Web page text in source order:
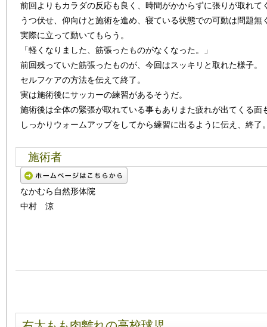
前回よりもカラダの反応も良く、時間がかからずに張りが取れて
うつ伏せ、仰向けと施術を進め、寝ている状態での可動は問題無
実際に立って動いてもらう。
「軽くなりました、筋張ったものがなくなった。」
前回残っていた筋張ったものが、今回はスッキリと取れた様子。
セルフケアの方法を伝えて終了。
実は施術後にサッカーの練習があるそうだ。
施術後は全体の緊張が取れている事もありまた疲れが出てくる面
しっかりウォームアップをしてから練習に出るように伝え、終了
施術者
なかむら自然形体院
中村 涼